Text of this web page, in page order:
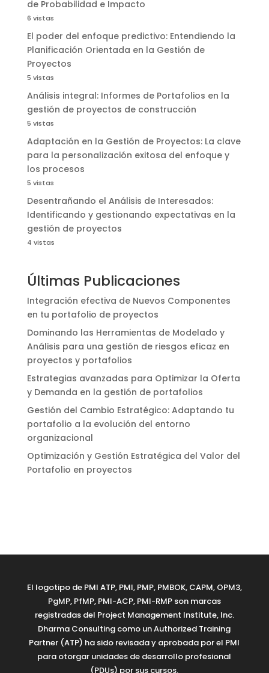
de Probabilidad e Impacto
6 vistas
El poder del enfoque predictivo: Entendiendo la
Planificación Orientada en la Gestión de
Proyectos
5 vistas
Análisis integral: Informes de Portafolios en la
gestión de proyectos de construcción
5 vistas
Adaptación en la Gestión de Proyectos: La clave
para la personalización exitosa del enfoque y
los procesos
5 vistas
Desentrañando el Análisis de Interesados:
Identificando y gestionando expectativas en la
gestión de proyectos
4 vistas
Últimas Publicaciones
Integración efectiva de Nuevos Componentes
en tu portafolio de proyectos
Dominando las Herramientas de Modelado y
Análisis para una gestión de riesgos eficaz en
proyectos y portafolios
Estrategias avanzadas para Optimizar la Oferta
y Demanda en la gestión de portafolios
Gestión del Cambio Estratégico: Adaptando tu
portafolio a la evolución del entorno
organizacional
Optimización y Gestión Estratégica del Valor del
Portafolio en proyectos
El logotipo de PMI ATP, PMI, PMP, PMBOK, CAPM, OPM3,
PgMP, PfMP, PMI-ACP, PMI-RMP son marcas
registradas del Project Management Institute, Inc.
Dharma Consulting como un Authorized Training
Partner (ATP) ha sido revisada y aprobada por el PMI
para otorgar unidades de desarrollo profesional
(PDUs) por sus cursos.